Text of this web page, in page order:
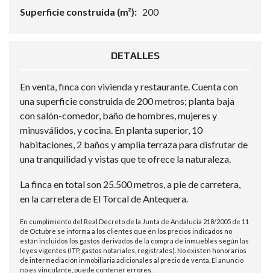
Superficie construida (m²): 200
DETALLES
En venta, finca con vivienda y restaurante. Cuenta con
una superficie construida de 200 metros; planta baja
con salón-comedor, baño de hombres, mujeres y
minusválidos, y cocina. En planta superior, 10
habitaciones, 2 baños y amplia terraza para disfrutar de
una tranquilidad y vistas que te ofrece la naturaleza.
La finca en total son 25.500 metros, a pie de carretera,
en la carretera de El Torcal de Antequera.
En cumplimiento del Real Decreto de la Junta de Andalucía 218/2005 de 11
de Octubre se informa a los clientes que en los precios indicados no
están incluidos los gastos derivados de la compra de inmuebles según las
leyes vigentes (ITP, gastos notariales, registrales). No existen honorarios
de intermediación inmobiliaria adicionales al precio de venta. El anuncio
no es vinculante, puede contener errores.